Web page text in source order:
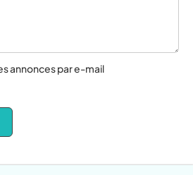
annonces par e-mail